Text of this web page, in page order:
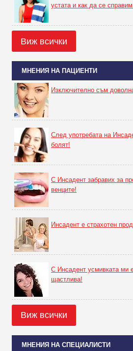
устата и как да се
Виж всички
МНЕНИЯ НА ПАЦИЕНТИ
Изключително съм
След употребата на
болят!
С Инсадент забравих за
венците!
Инсадент е страхотен
С Инсадент усмивката ми
щастлива!
Виж всички
МНЕНИЯ НА СПЕЦИАЛИСТИ